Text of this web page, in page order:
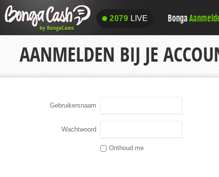
2079 LIVE
2079 LIVE Bonga
AANMELDEN BIJ JE
Gebruikersnaam
Wachtwoord
Onthoud me